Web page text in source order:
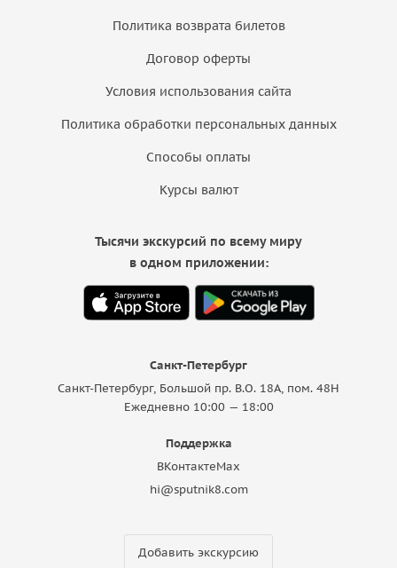
Политика возврата билетов
Договор оферты
Условия использования сайта
Политика обработки персональных данных
Способы оплаты
Курсы валют
Санкт-Петербург
Санкт-Петербург, Большой пр. В.О. 18A, пом. 48Н
Ежедневно 10:00 — 18:00
Поддержка
ВКонтактеMax
hi@sputnik8.com
Добавить экскурсию
Тысячи экскурсий по всему миру
в одном приложении: